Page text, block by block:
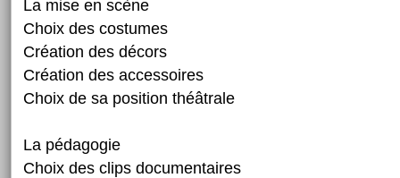
La mise en scène
Choix des costumes
Création des décors
Création des accessoires
Choix de sa position théâtrale
La pédagogie
Choix des clips documentaires